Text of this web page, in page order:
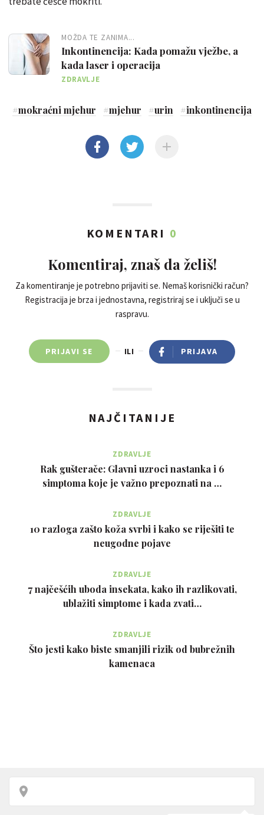
MOŽDA TE ZANIMA...
Inkontinencija: Kada pomažu vježbe, a
kada laser i operacija
ZDRAVLJE
#mokraćni mjehur #mjehur #urin #inkontinencija
KOMENTARI 0
Komentiraj, znaš da želiš!
Za komentiranje je potrebno prijaviti se. Nemaš korisnički račun?
Registracija je brza i jednostavna, registriraj se i uključi se u
raspravu.
PRIJAVI SE ILI PRIJAVA
NAJČITANIJE
ZDRAVLJE
Rak gušterače: Glavni uzroci nastanka i 6
simptoma koje je važno prepoznati na …
ZDRAVLJE
10 razloga zašto koža svrbi i kako se riješiti te
neugodne pojave
ZDRAVLJE
7 najčešćih uboda insekata, kako ih razlikovati,
ublažiti simptome i kada zvati…
ZDRAVLJE
Što jesti kako biste smanjili rizik od bubrežnih
kamenaca